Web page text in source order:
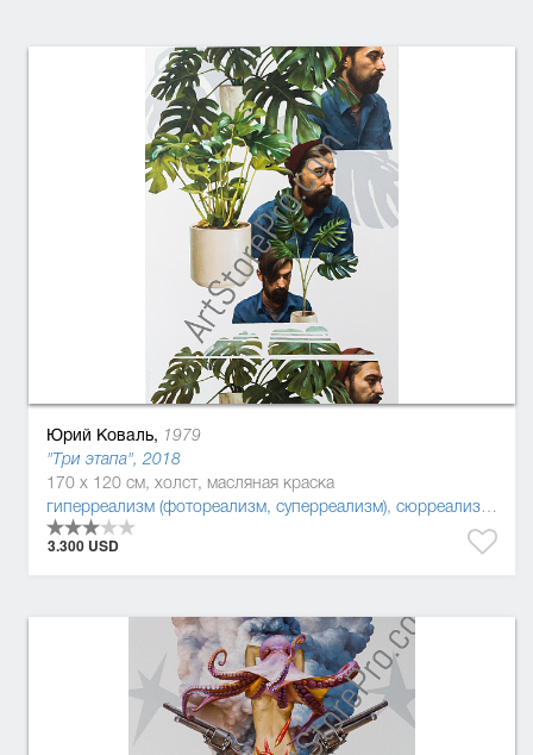
Юрий Коваль, 1979
"Три этапа", 2018
170 x 120 см, холст, масляная краска
гиперреализм (фотореализм, суперреализм), сюрреализм ,
3.300 USD